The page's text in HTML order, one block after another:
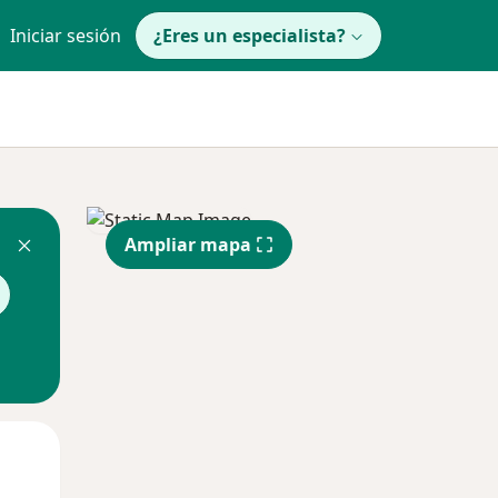
Iniciar sesión ¿Eres un especialista?
Ampliar mapa